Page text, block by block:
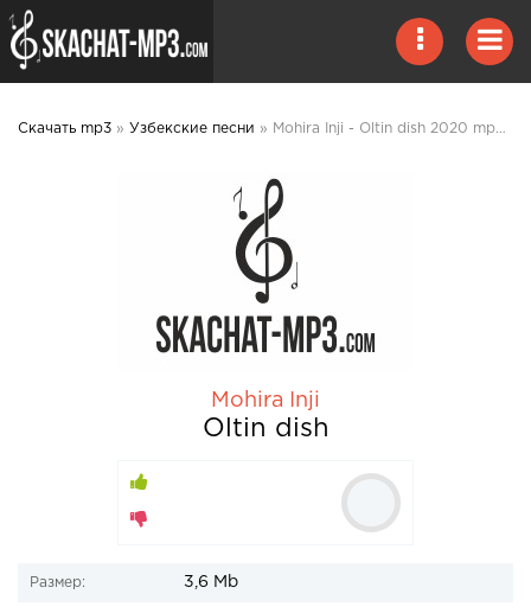
Скачать mp3 » Узбекские песни » Mohira Inji - Oltin dish 2020 mp3 скачать
Mohira Inji
Oltin dish
Размер: 3,6 Mb